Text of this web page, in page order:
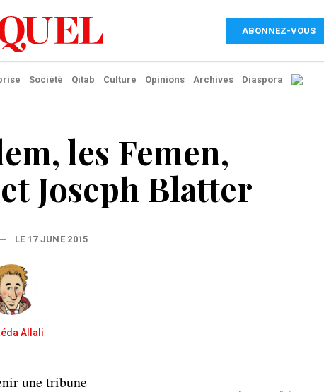
ABONNEZ-VOUS
Société Qitab Culture Opinions Archives Diaspora
les Femen,
Joseph Blatter
LE 17 JUNE 2015
Allali
une tribune